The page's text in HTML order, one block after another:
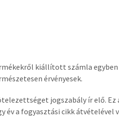
kiállított számla
érvényesek.
jogszabály ír elő.
a fogyasztási cikk